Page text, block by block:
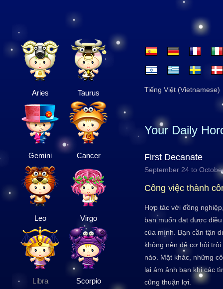
Aries Taurus
Gemini Cancer
Leo Virgo
Libra Scorpio
Tiếng Việt (Vietnamese)
Your Daily
First Decanate
September 24 to
Công việc thành
Hợp tác với đồng
bạn muốn đạt được
của mình. Bạn cần tận
không nên để cơ hội
nào. Mặt khác, những
lại ám ảnh bạn khi các
cũng thuận lợi.